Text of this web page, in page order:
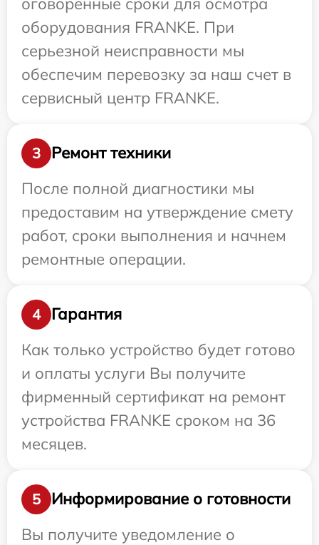
оборудования FRANKE. При
серьезной неисправности мы
обеспечим перевозку за наш счет в
сервисный центр FRANKE.
3
Ремонт техники
После полной диагностики мы
предоставим на утверждение смету
работ, сроки выполнения и начнем
ремонтные операции.
4
Гарантия
Как только устройство будет готово
и оплаты услуги Вы получите
фирменный сертификат на ремонт
устройства FRANKE сроком на 36
месяцев.
5
Информирование о готовности
Вы получите уведомление о